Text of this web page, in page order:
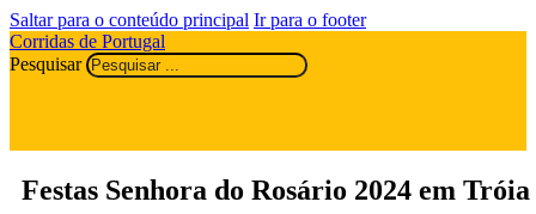
Saltar para o conteúdo principal Ir para o footer
Corridas de Portugal
Pesquisar
Festas Senhora do Rosário 2024 em Tróia